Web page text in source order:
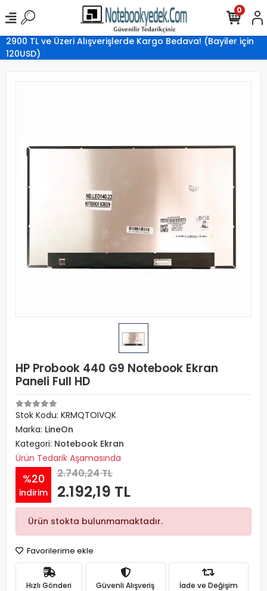
2900 TL ve Üzeri Alışverişlerde Kargo Bedava! (Bayiler için
120USD)
0
HP Probook 440 G9 Notebook Ekran
Paneli Full HD
Stok Kodu: KRMQTOIVQK
Marka: LineOn
Kategori: Notebook Ekran
Ürün Tedarik Aşamasında
%20
indirim
2.740,24 TL
2.192,19 TL
Ürün stokta bulunmamaktadır.
Favorilerime ekle
Hızlı Gönderi Güvenli Alışveriş İade ve Değişim